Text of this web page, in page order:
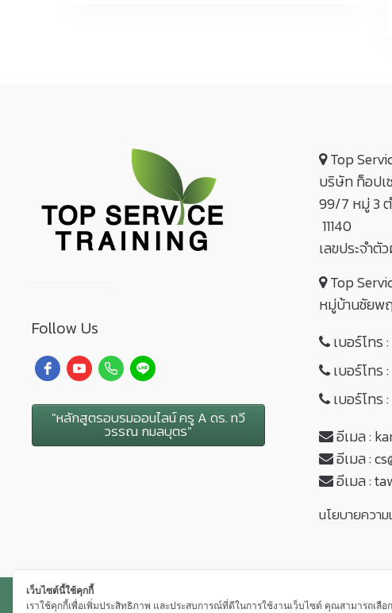
Follow Us
"หลักสูตรอบรมออนไลน์ ครู A ดร. ทวี
วรรณ กมลบุตร"
Top
บริษัท ท็อปเ
99/7 หมู่ 3
11140
เลขประจำ
Top
หมู่บ้านชัยพฤ
เบอร์โทร :
เบอร์โทร :
เบอร์โทร :
อีเมล :
อีเมล :
อีเมล :
นโยบายควา
© 2020 TOP SERVICE TRAINING. ALL RIGHTS
เว็บไซต์นี้ใช้คุกกี้
เราใช้คุกกี้เพื่อเพิ่มประสิทธิภาพ และประสบการณ์ที่ดีในการใช้งานเว็บไซต์ คุณสามารถเลือ